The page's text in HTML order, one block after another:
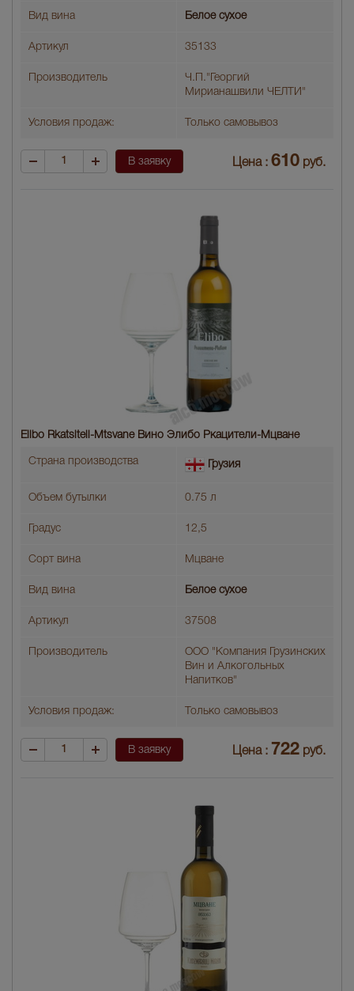
Вид вина Белое сухое
Артикул 35133
Производитель
Ч.П."Георгий
Мирианашвили ЧЕЛТИ"
Условия продаж: Только самовывоз
В заявку Цена : 610 руб.
Elibo Rkatsiteli-Mtsvane Вино Элибо Ркацители-Мцване
Страна производства Грузия
Объем бутылки 0.75 л
Градус 12,5
Сорт вина Мцване
Вид вина Белое сухое
Артикул 37508
Производитель
ООО "Компания Грузинских
Вин и Алкогольных
Напитков"
Условия продаж: Только самовывоз
В заявку Цена : 722 руб.